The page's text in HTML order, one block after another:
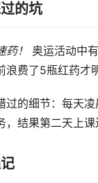
的坑
！
奥运活动中
浪费了5瓶红药才
过的细节：每天
，结果第二天上课